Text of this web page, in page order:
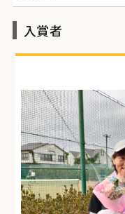
入賞者